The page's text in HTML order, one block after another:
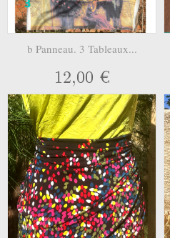
b Panneau. 3 Tableaux...
12,00 €